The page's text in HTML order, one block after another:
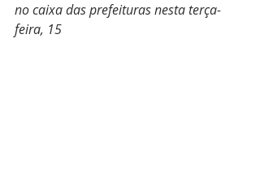
no caixa das prefeituras nesta terça-
feira, 15